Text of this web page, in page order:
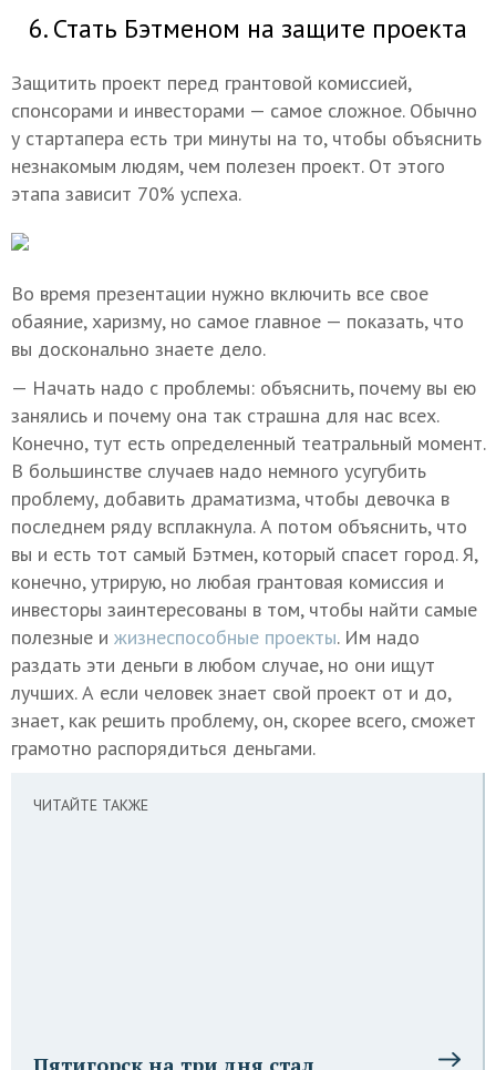
6. Стать Бэтменом на защите проекта
Защитить проект перед грантовой комиссией,
спонсорами и инвесторами — самое сложное. Обычно
у стартапера есть три минуты на то, чтобы объяснить
незнакомым людям, чем полезен проект. От этого
этапа зависит 70% успеха.
Во время презентации нужно включить все свое
обаяние, харизму, но самое главное — показать, что
вы досконально знаете дело.
— Начать надо с проблемы: объяснить, почему вы ею
занялись и почему она так страшна для нас всех.
Конечно, тут есть определенный театральный момент.
В большинстве случаев надо немного усугубить
проблему, добавить драматизма, чтобы девочка в
последнем ряду всплакнула. А потом объяснить, что
вы и есть тот самый Бэтмен, который спасет город. Я,
конечно, утрирую, но любая грантовая комиссия и
инвесторы заинтересованы в том, чтобы найти самые
полезные и жизнеспособные проекты. Им надо
раздать эти деньги в любом случае, но они ищут
лучших. А если человек знает свой проект от и до,
знает, как решить проблему, он, скорее всего, сможет
грамотно распорядиться деньгами.
ЧИТАЙТЕ ТАКЖЕ
Пятигорск на три дня стал